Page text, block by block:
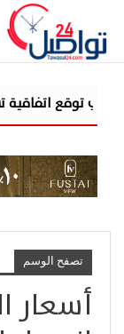
اتفاقية تسهيل
تصفح الوسم
أسعار